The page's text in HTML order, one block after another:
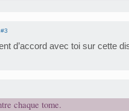
#3
d’accord avec toi sur cette
chaque tome.